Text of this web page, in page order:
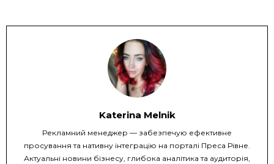
Katerina Melnik
Рекламний менеджер — забезпечую ефективне
просування та нативну інтеграцію на порталі Преса Рівне.
Актуальні новини бізнесу, глибока аналітика та аудиторія,